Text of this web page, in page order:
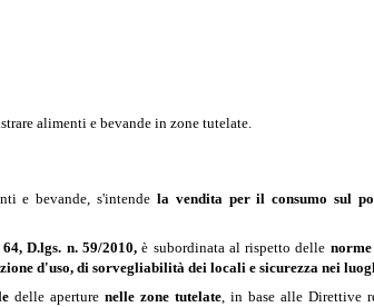
alimenti e bevande in zone tutelate.
e bevande, s'intende la vendita per il consumo sul
D.lgs. n. 59/2010,è subordinata al rispetto delle
d'uso, di sorvegliabilità dei locali e sicurezza nei
delle aperturenelle zone tutelate, in base alle Direttive